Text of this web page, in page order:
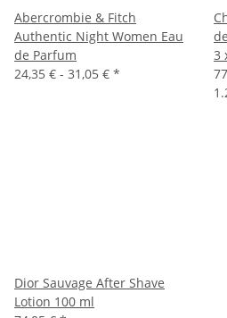
Abercrombie & Fitch
Authentic Night Women Eau
de Parfum
24,35 € - 31,05 € *
3
Dior Sauvage After Shave
Lotion 100 ml